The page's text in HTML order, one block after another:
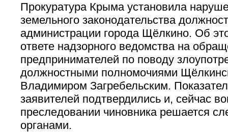
Прокуратура Крыма установила
земельного законодательства
администрации города Щёлкино. Об
ответе надзорного ведомства на
предпринимателей по поводу
должностными полномочиями
Владимиром Загребельским.
заявителей подтвердились и, сейчас
преследовании чиновника решается
органами.